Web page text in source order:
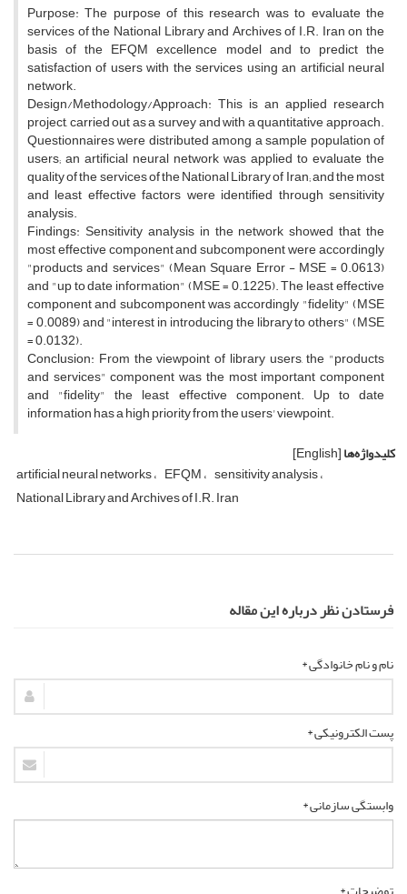
Purpose: The purpose of this research was to evaluate the
services of the National Library and Archives of I.R. Iran on the
basis of the EFQM excellence model and to predict the
satisfaction of users with the services using an artificial neural
network.
Design/Methodology/Approach: This is an applied research
project, carried out as a survey and with a quantitative approach.
Questionnaires were distributed among a sample population of
users; an artificial neural network was applied to evaluate the
quality of the services of the National Library of Iran; and the most
and least effective factors were identified through sensitivity
analysis.
Findings: Sensitivity analysis in the network showed that the
most effective component and subcomponent were accordingly
"products and services" (Mean Square Error - MSE = 0.0613)
and "up to date information" (MSE = 0.1225). The least effective
component and subcomponent was accordingly "fidelity" (MSE
= 0.0089) and "interest in introducing the library to others" (MSE
= 0.0132).
Conclusion: From the viewpoint of library users, the "products
and services" component was the most important component
and "fidelity" the least effective component. Up to date
information has a high priority from the users' viewpoint.
کلیدواژه‌ها[English]
artificial neural networks EFQM sensitivity analysis
National Library and Archives of I.R. Iran
فرستادن نظر درباره این مقاله
نام و نام خانوادگی *
پست الکترونیکی *
وابستگی سازمانی *